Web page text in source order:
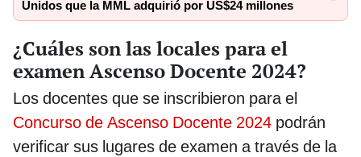
Unidos que la MML adquirió por US$24 millones
¿Cuáles son las locales para el
examen Ascenso Docente 2024?
Los docentes que se inscribieron para el
Concurso de Ascenso Docente 2024 podrán
verificar sus lugares de examen a través de la